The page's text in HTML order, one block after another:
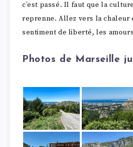
c’est passé. Il faut que la
reprenne. Allez vers la chaleur
sentiment de liberté, les
Photos de Marseille